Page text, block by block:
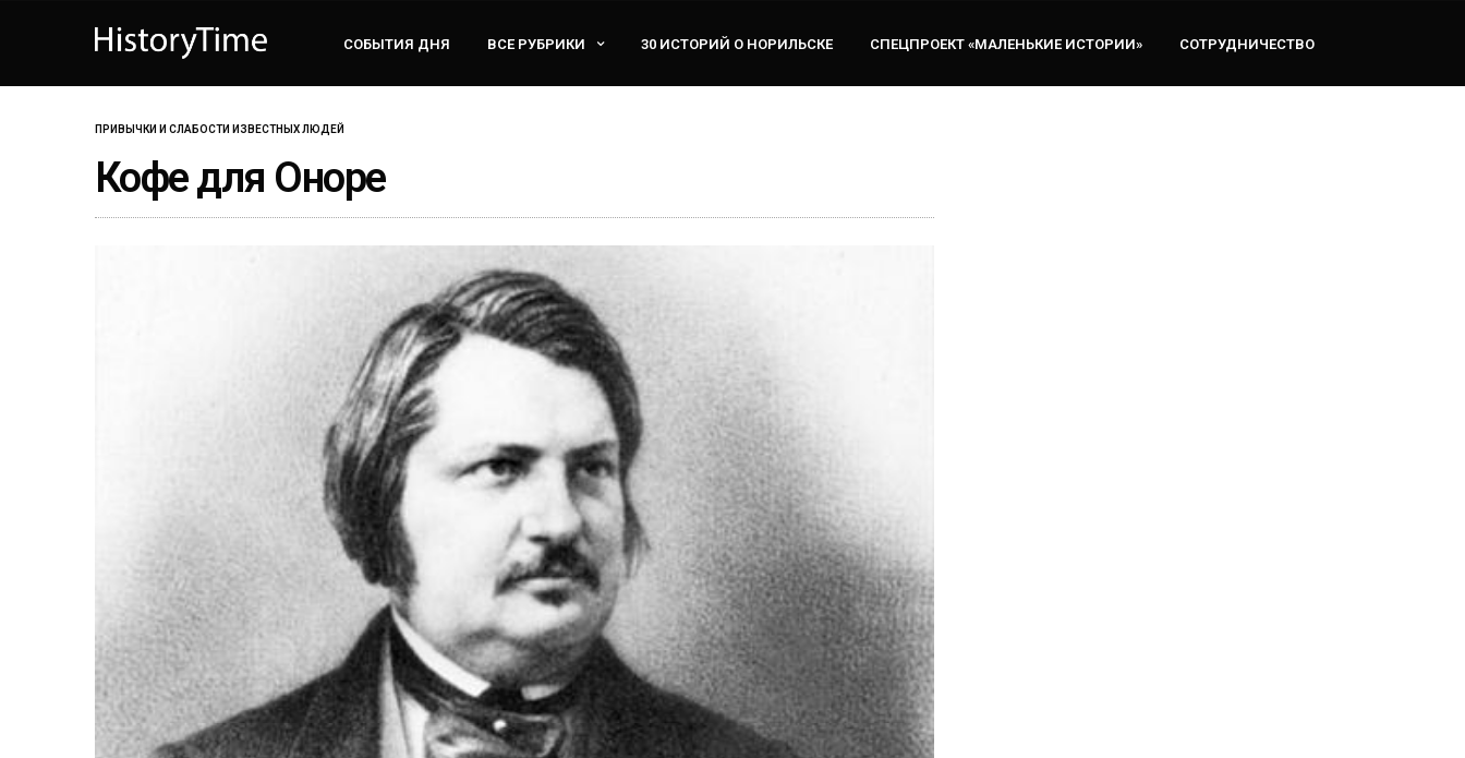
СОБЫТИЯ ДНЯ ВСЕ РУБРИКИ 30 ИСТОРИЙ О НОРИЛЬСКЕ СПЕЦПРОЕКТ «МАЛЕНЬКИЕ ИСТОРИИ» СОТРУДНИЧЕСТВО
ПРИВЫЧКИ И СЛАБОСТИ ИЗВЕСТНЫХ ЛЮДЕЙ
Кофе для Оноре